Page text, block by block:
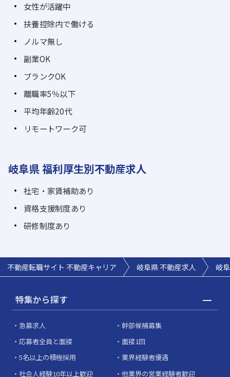
女性が活躍中
扶養控除内で働ける
ノルマ無し
副業OK
ブランクOK
離職率5％以下
平均年齢20代
リモートワーク可
岐阜県 福利厚生別不動産求人
社宅・家賃補助あり
資格支援制度あり
研修制度あり
不動産転職サイト 不動産キャリア 岐阜県 不動産求人 岐
特集から探す
急募求人
幹部候補募集
応募者全員と面接
面接1回
5名以上の積極採用
業界経験者優遇
社会人経験10年以上歓迎
他業界の営業経験者歓迎